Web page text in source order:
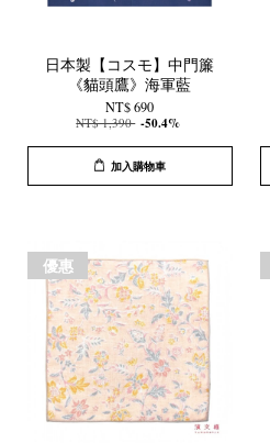
日本製【コスモ】中門簾
《貓頭鷹》海軍藍
NT$ 690
NT$ 1,390 -50.4%
加入購物車
優惠